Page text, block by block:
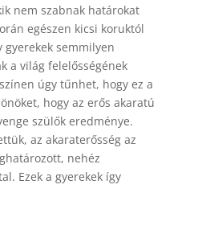
nem szabnak határokat
egészen kicsi koruktól
gyerekek semmilyen
a világ felelősségének
úgy tűnhet, hogy ez a
hogy az erős akaratú
szülők eredménye.
az akaraterősség az
nehéz
Ezek a gyerekek így